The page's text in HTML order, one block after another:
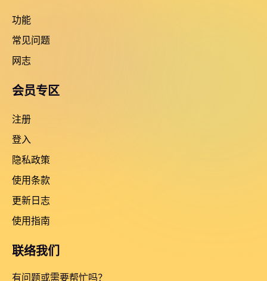
功能
常见问题
网志
会员专区
注册
登入
隐私政策
使用条款
更新日志
使用指南
联络我们
有问题或需要帮忙吗？